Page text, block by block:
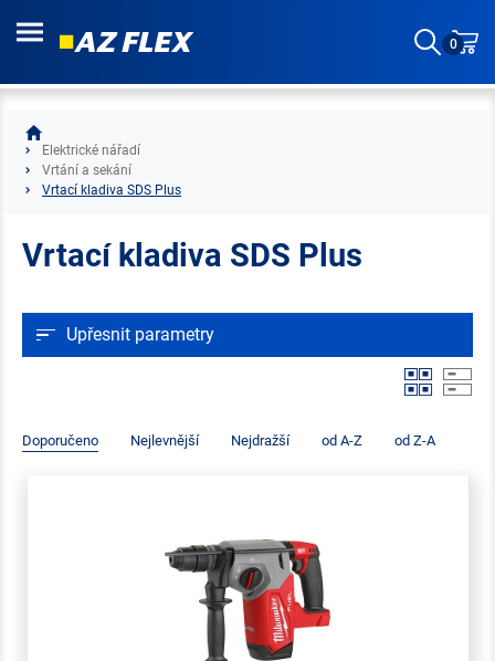
0
Elektrické nářadí
Vrtání a sekání
Vrtací kladiva SDS Plus
Vrtací kladiva SDS Plus
Upřesnit parametry
Doporučeno Nejlevnější Nejdražší od A-Z od Z-A